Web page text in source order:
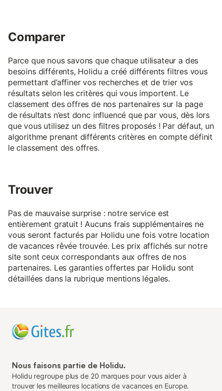
Comparer
Parce que nous savons que chaque utilisateur a des
besoins différents, Holidu a créé différents filtres vous
permettant d’affiner vos recherches et de trier vos
résultats selon les critères qui vous importent. Le
classement des offres de nos partenaires sur la page
de résultats n’est donc influencé que par vous, dès lors
que vous utilisez un des filtres proposés ! Par défaut, un
algorithme prenant différents critères en compte définit
le classement des offres.
Trouver
Pas de mauvaise surprise : notre service est
entièrement gratuit ! Aucuns frais supplémentaires ne
vous seront facturés par Holidu une fois votre location
de vacances rêvée trouvée. Les prix affichés sur notre
site sont ceux correspondants aux offres de nos
partenaires. Les garanties offertes par Holidu sont
détaillées dans la rubrique mentions légales.
Nous faisons partie de Holidu.
Holidu regroupe plus de 20 marques pour vous aider à
trouver les meilleures locations de vacances en Europe.